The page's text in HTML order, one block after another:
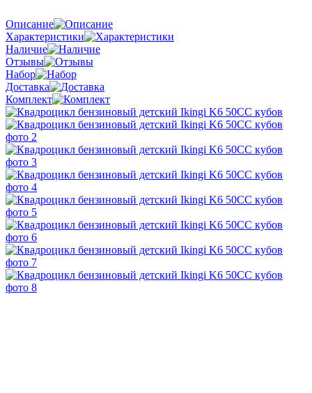
Описание
Характеристики
Наличие
Отзывы
Набор
Доставка
Комплект